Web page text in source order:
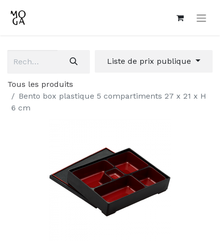
Liste de prix publique
Tous les produits
Bento box plastique 5 compartiments 27 x 21 x H
6 cm